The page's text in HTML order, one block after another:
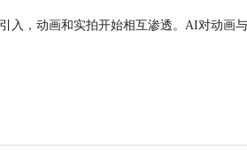
入，动画和实拍开始相互渗透。AI对动画